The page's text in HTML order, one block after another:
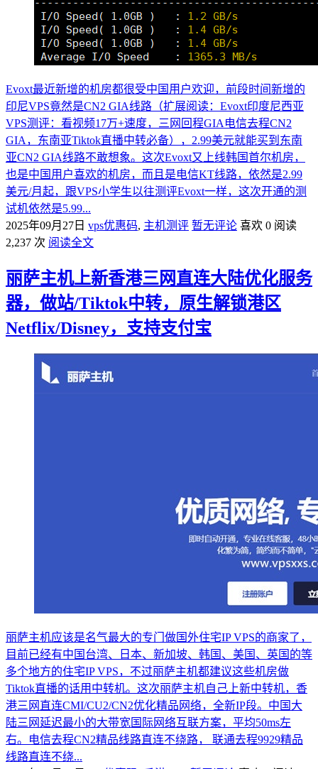
Evoxt最近新增的机房都很受中国用户欢迎，前段时间新增的
印尼VPS竟然是CN2 GIA线路（扩展阅读：Evoxt印度尼西亚
VPS测评：看视频17万+速度，三网回程GIA电信去程CN2
GIA，东南亚Tiktok直播中转必备），2.99美元就能买到东南
亚CN2 GIA线路不敢想象。这次Evoxt又上线韩国首尔机房，
也是中国用户喜欢的机房，而且是电信KT线路，依然是2.99
美元/月起，跟VPS小学生以往测评Evoxt一样，这次开通的测
试机依然是5.99...
2025年09月27日 vps优惠码, 主机测评 暂无评论 喜欢 0 阅读
2,237 次 阅读全文
丽萨主机上新香港三网直连大陆优化服务
器，做站/Tiktok中转，原生解锁港区
Netflix/Disney，支持支付宝
丽萨主机应该是名气最大的专门做国外住宅IP VPS的商家了，
目前已经有中国台湾、日本、新加坡、韩国、美国、英国的等
多个地方的住宅IP VPS，不过丽萨主机都建议这些机房做
Tiktok直播的话用中转机。这次丽萨主机自己上新中转机，香
港三网直连CMI/CU2/CN2优化精品网络，全新IP段。中国大
陆三网延迟最小的大带宽国际网络互联方案，平均50ms左
右。电信去程CN2精品线路直连不绕路， 联通去程9929精品
线路直连不绕...